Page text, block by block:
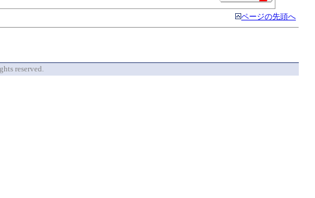
ページの先頭へ
reserved.